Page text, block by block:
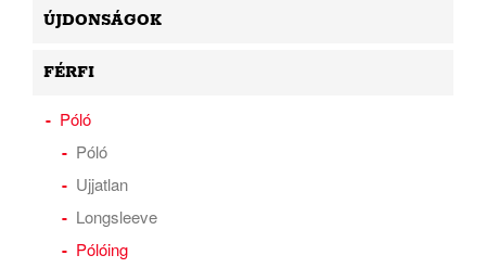
ÚJDONSÁGOK
FÉRFI
Póló
Póló
Ujjatlan
Longsleeve
Pólóing